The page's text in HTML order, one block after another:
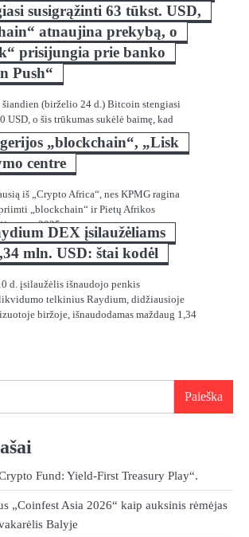
susigrąžinti 63 tūkst. USD,
atnaujina prekybą, o
prisijungia prie banko
Push“
(birželio 24 d.) Bitcoin stengiasi
USD, o šis trūkumas sukėlė baimę, kad
„blockchain“, „Lisk
centre
iš „Crypto Africa“, nes KPMG ragina
„blockchain“ ir Pietų Afrikos
nuo 2025…DEX įsilaužėliams
mln. USD: štai kodėl
d. įsilaužėlis išnaudojo penkis
telkinius Raydium, didžiausioje
biržoje, išnaudodamas maždaug 1,34
Paieška
Fund: Yield-First Treasury Play“.
„Coinfest Asia 2026“ kaip auksinis rėmėjas
Balyje